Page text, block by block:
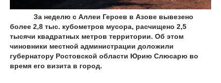
За неделю с Аллеи Героев в Азове вывезено
более 2,8 тыс. кубометров мусора, расчищено 2,5
тысячи квадратных метров территории. Об этом
чиновники местной администрации доложили
губернатору Ростовской области Юрию Слюсарю во
время его визита в город.